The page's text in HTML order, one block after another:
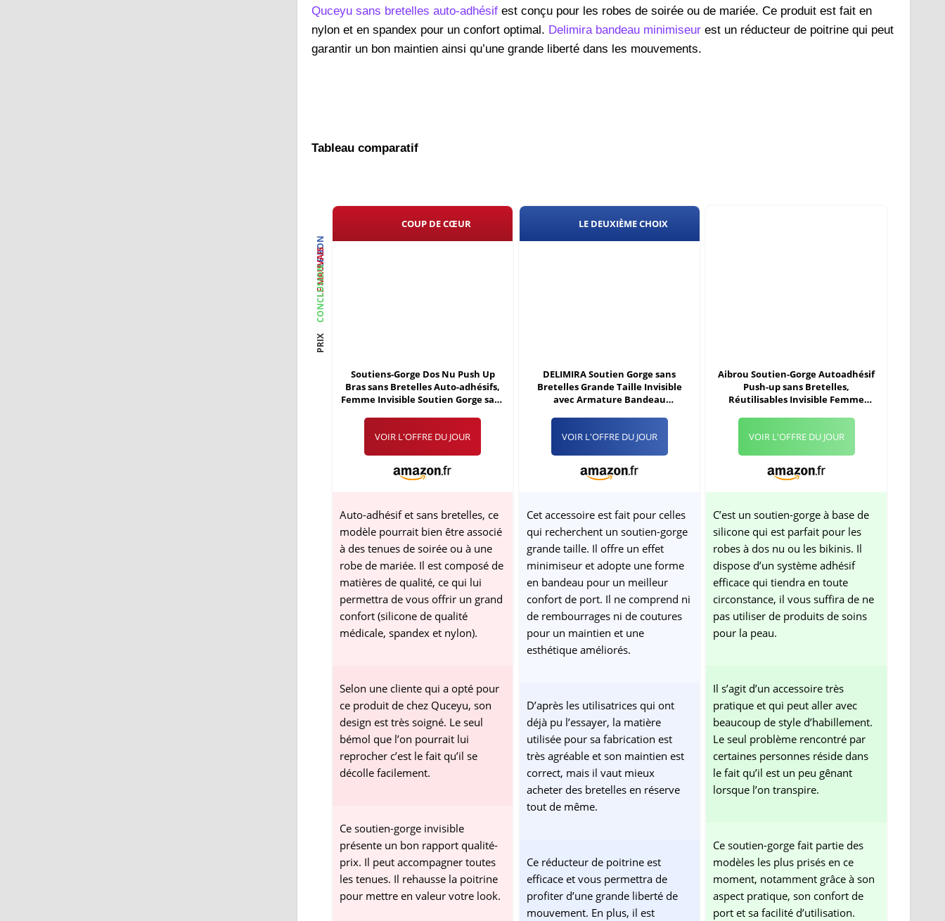
Quceyu sans bretelles auto-adhésifest conçu pour les robes de soirée ou de mariée. Ce produit est fait en
nylon et en spandex pour un confort optimal. Delimira bandeau minimiseur est un réducteur de poitrine qui peut
garantir un bon maintien ainsi qu’une grande liberté dans les mouvements.
Tableau comparatif
LE BON
LE MAUVAIS
CONCLUSION
PRIX
COUP DE CŒUR
Soutiens-Gorge Dos Nu Push Up
Bras sans Bretelles Auto-adhésifs,
Femme Invisible Soutien Gorge sans
Robes de Bal, Robes de Mariée-A
VOIR L'OFFRE DU JOUR
Auto-adhésif et sans bretelles, ce
modèle pourrait bien être associé
à des tenues de soirée ou à une
robe de mariée. Il est composé de
matières de qualité, ce qui lui
permettra de vous offrir un grand
confort (silicone de qualité
médicale, spandex et nylon).
Selon une cliente qui a opté pour
ce produit de chez Quceyu, son
design est très soigné. Le seul
bémol que l’on pourrait lui
reprocher c’est le fait qu’il se
décolle facilement.
Ce soutien-gorge invisible
présente un bon rapport qualité-
prix. Il peut accompagner toutes
les tenues. Il rehausse la poitrine
pour mettre en valeur votre look.
LE DEUXIÈME CHOIX
DELIMIRA Soutien Gorge sans
Bretelles Grande Taille Invisible
avec Armature Bandeau
VOIR L'OFFRE DU JOUR
Cet accessoire est fait pour celles
qui recherchent un soutien-gorge
grande taille. Il offre un effet
minimiseur et adopte une forme
en bandeau pour un meilleur
confort de port. Il ne comprend ni
de rembourrages ni de coutures
pour un maintien et une
esthétique améliorés.
D’après les utilisatrices qui ont
déjà pu l’essayer, la matière
utilisée pour sa fabrication est
très agréable et son maintien est
correct, mais il vaut mieux
acheter des bretelles en réserve
tout de même.
Ce réducteur de poitrine est
efficace et vous permettra de
profiter d’une grande liberté de
mouvement. En plus, il est
Aibrou Soutien-Gorge Autoadhésif
Push-up sans Bretelles,
Réutilisables Invisible Femme
VOIR L'OFFRE DU JOUR
C’est un soutien-gorge à base de
silicone qui est parfait pour les
robes à dos nu ou les bikinis. Il
dispose d’un système adhésif
efficace qui tiendra en toute
circonstance, il vous suffira de ne
pas utiliser de produits de soins
pour la peau.
Il s’agit d’un accessoire très
pratique et qui peut aller avec
beaucoup de style d’habillement.
Le seul problème rencontré par
certaines personnes réside dans
le fait qu’il est un peu gênant
lorsque l’on transpire.
Ce soutien-gorge fait partie des
modèles les plus prisés en ce
moment, notamment grâce à son
aspect pratique, son confort de
port et sa facilité d’utilisation.